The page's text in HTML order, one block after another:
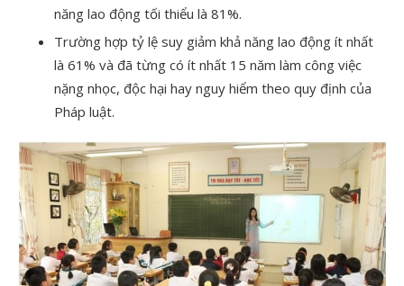
năng lao động tối thiểu là 81%.
Trường hợp tỷ lệ suy giảm khả năng lao động ít nhất
là 61% và đã từng có ít nhất 15 năm làm công việc
nặng nhọc, độc hại hay nguy hiểm theo quy định của
Pháp luật.